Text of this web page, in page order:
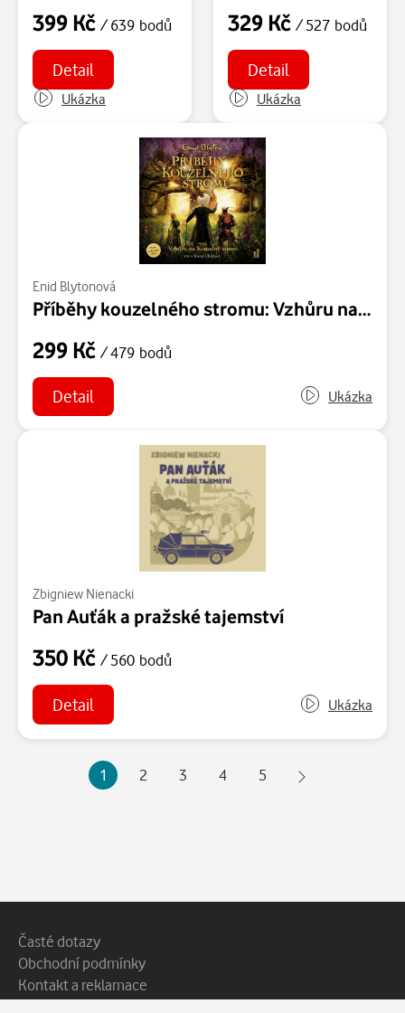
399 Kč / 639 bodů
Detail
Ukázka
329 Kč / 527 bodů
Detail
Ukázka
Enid Blytonová
Příběhy kouzelného stromu: Vzhůru na kouzelný strom
299 Kč / 479 bodů
Detail Ukázka
Zbigniew Nienacki
Pan Auťák a pražské tajemství
350 Kč / 560 bodů
Detail Ukázka
1 2 3 4 5
Patička webu
Vedlejší navigace
Časté dotazy
Obchodní podmínky
Kontakt a reklamace